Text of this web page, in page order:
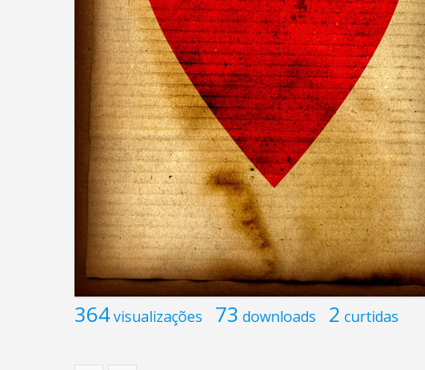
364visualizações 73 downloads 2 curtidas